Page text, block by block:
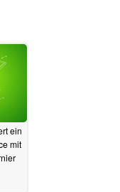
ein
mit